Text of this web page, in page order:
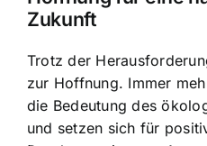
Zukunft
Trotz der
zur Hoffnung. Immer
die Bedeutung des
und setzen sich für